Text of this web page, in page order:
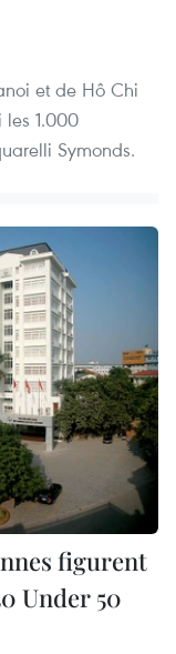
et de Hô Chi
1.000
Symonds.
figurent
Under 50